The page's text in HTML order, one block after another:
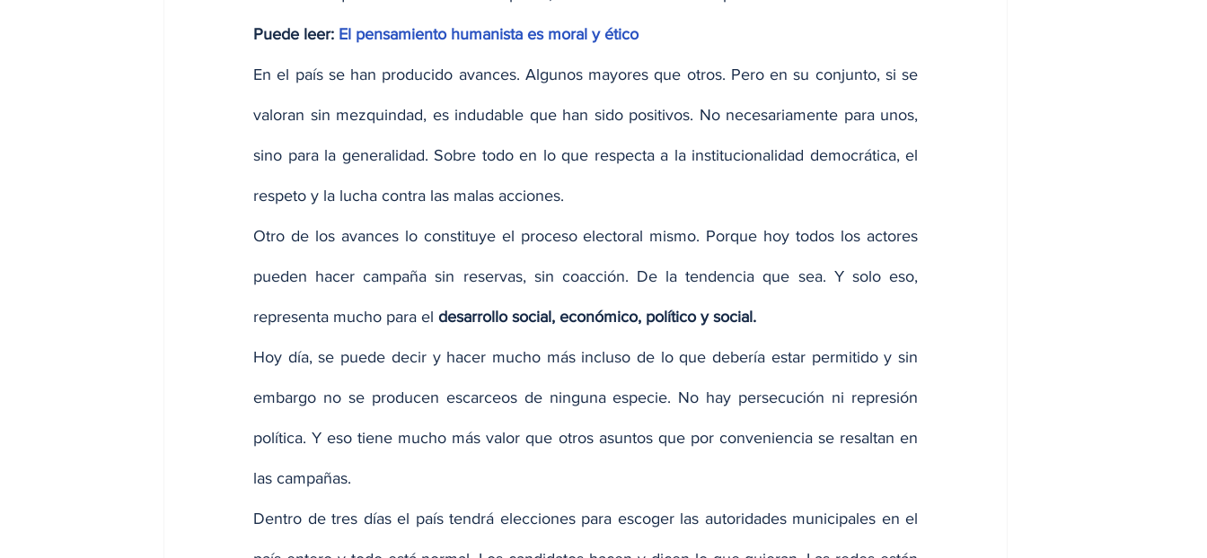
Puede leer: El pensamiento humanista es moral y ético
En el país se han producido avances. Algunos mayores que otros. Pero en su conjunto, si se
valoran sin mezquindad, es indudable que han sido positivos. No necesariamente para unos,
sino para la generalidad. Sobre todo en lo que respecta a la institucionalidad democrática, el
respeto y la lucha contra las malas acciones.
Otro de los avances lo constituye el proceso electoral mismo. Porque hoy todos los actores
pueden hacer campaña sin reservas, sin coacción. De la tendencia que sea. Y solo eso,
representa mucho para el desarrollo social, económico, político y social.
Hoy día, se puede decir y hacer mucho más incluso de lo que debería estar permitido y sin
embargo no se producen escarceos de ninguna especie. No hay persecución ni represión
política. Y eso tiene mucho más valor que otros asuntos que por conveniencia se resaltan en
las campañas.
Dentro de tres días el país tendrá elecciones para escoger las autoridades municipales en el